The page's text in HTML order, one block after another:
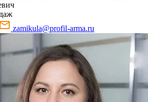
zamikula@profil-arma.ru